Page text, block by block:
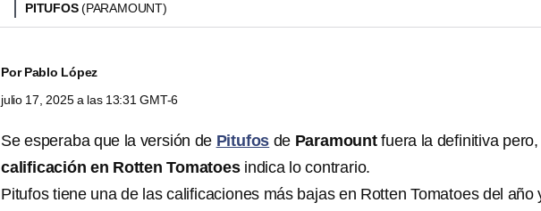
PITUFOS(PARAMOUNT)
PorPablo López
julio 17, 2025 a las 13:31 GMT-6
Se esperaba que la versión de Pitufos de Paramountfuera la definitiva pero,
calificación en Rotten Tomatoesindica lo contrario.
Pitufos tiene una de las calificaciones más bajas en Rotten Tomatoes del año